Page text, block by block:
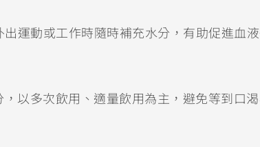
運動或工作時隨時補充水分，有助促進血
以多次飲用、適量飲用為主，避免等到口